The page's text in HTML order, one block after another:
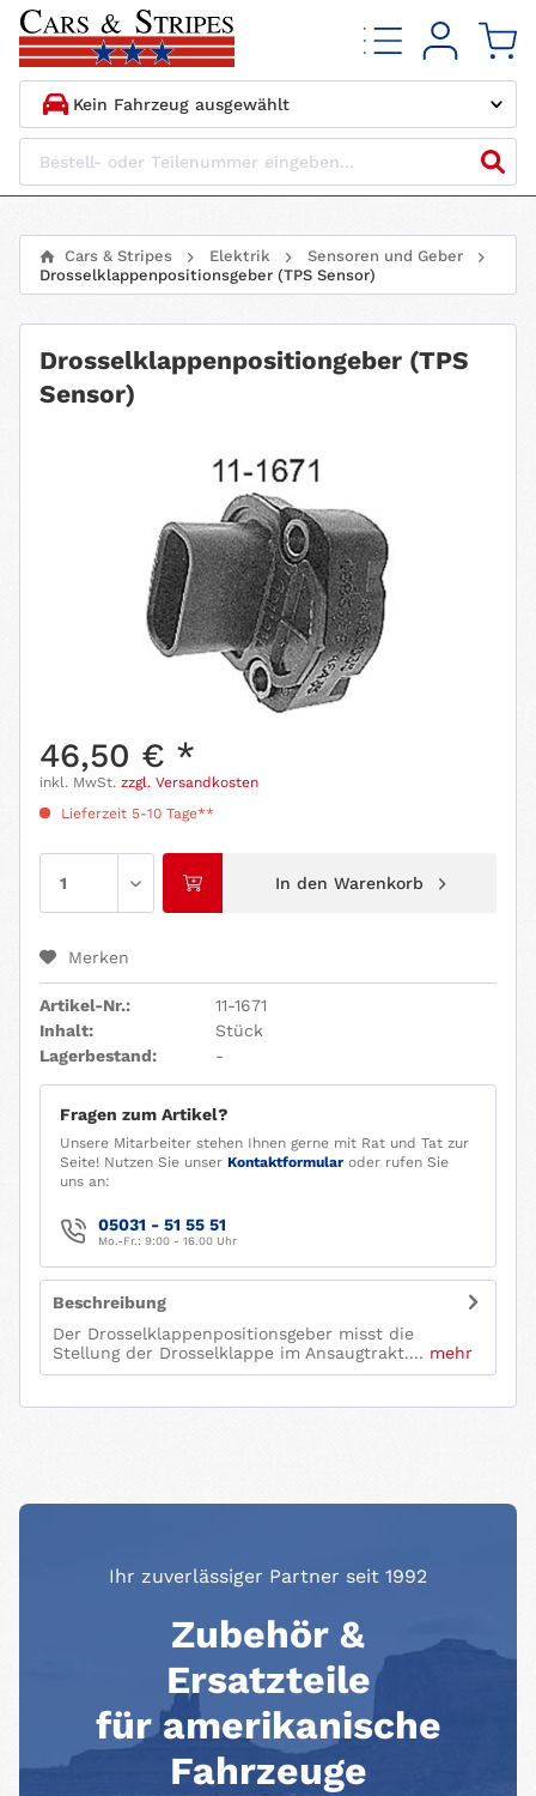
1. HERSTELLER
3. BAUJAHR
4. MOTORTYP
Cars & Stripes Elektrik
Sensoren und Geber
Drosselklappenpositionsgeber (TPS Sensor)
Drosselklappenpositiongeber (TPS
Sensor)
46,50 € *
inkl. MwSt. zzgl. Versandkosten
Lieferzeit 5-10 Tage**
In den Warenkorb
Merken
Artikel-Nr.:
11-1671
Inhalt:
Stück
Lagerbestand:
-
Fragen zum Artikel?
Unsere Mitarbeiter stehen Ihnen gerne mit Rat und Tat zur
Seite! Nutzen Sie unser Kontaktformular oder rufen Sie
uns an:
05031 - 51 55 51
Mo.-Fr.: 9:00 - 16.00 Uhr
Beschreibung
Der Drosselklappenpositionsgeber misst die
Stellung der Drosselklappe im Ansaugtrakt.... mehr
Ihr zuverlässiger Partner seit 1992
Zubehör &
Ersatzteile
für amerikanische
Fahrzeuge